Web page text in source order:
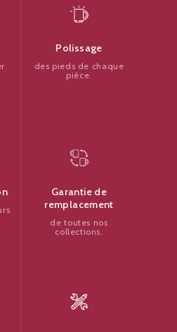
Polissage
des pieds de chaque
pièce.
Garantie de
remplacement
de toutes nos
collections.